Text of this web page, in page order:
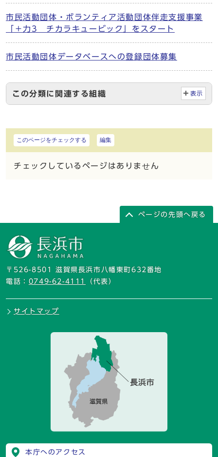
市民活動団体・ボランティア活動団体伴走支援事業
「＋力3 チカラキュービック」をスタート
市民活動団体データベースへの登録団体募集
この分類に関連する組織 表示
このページをチェックする 編集
チェックしているページはありません
ページの先頭へ戻る
〒526-8501 滋賀県長浜市八幡東町632番地
電話： 0749-62-4111 （代表）
サイトマップ
本庁へのアクセス